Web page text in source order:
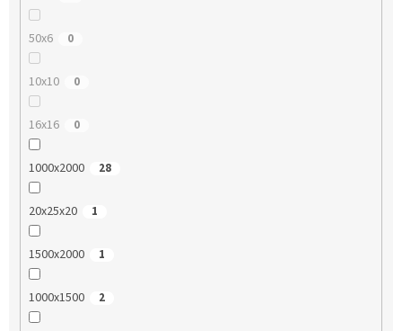
50x6 0
10x10 0
16x16 0
1000x2000 28
20x25x20 1
1500x2000 1
1000x1500 2